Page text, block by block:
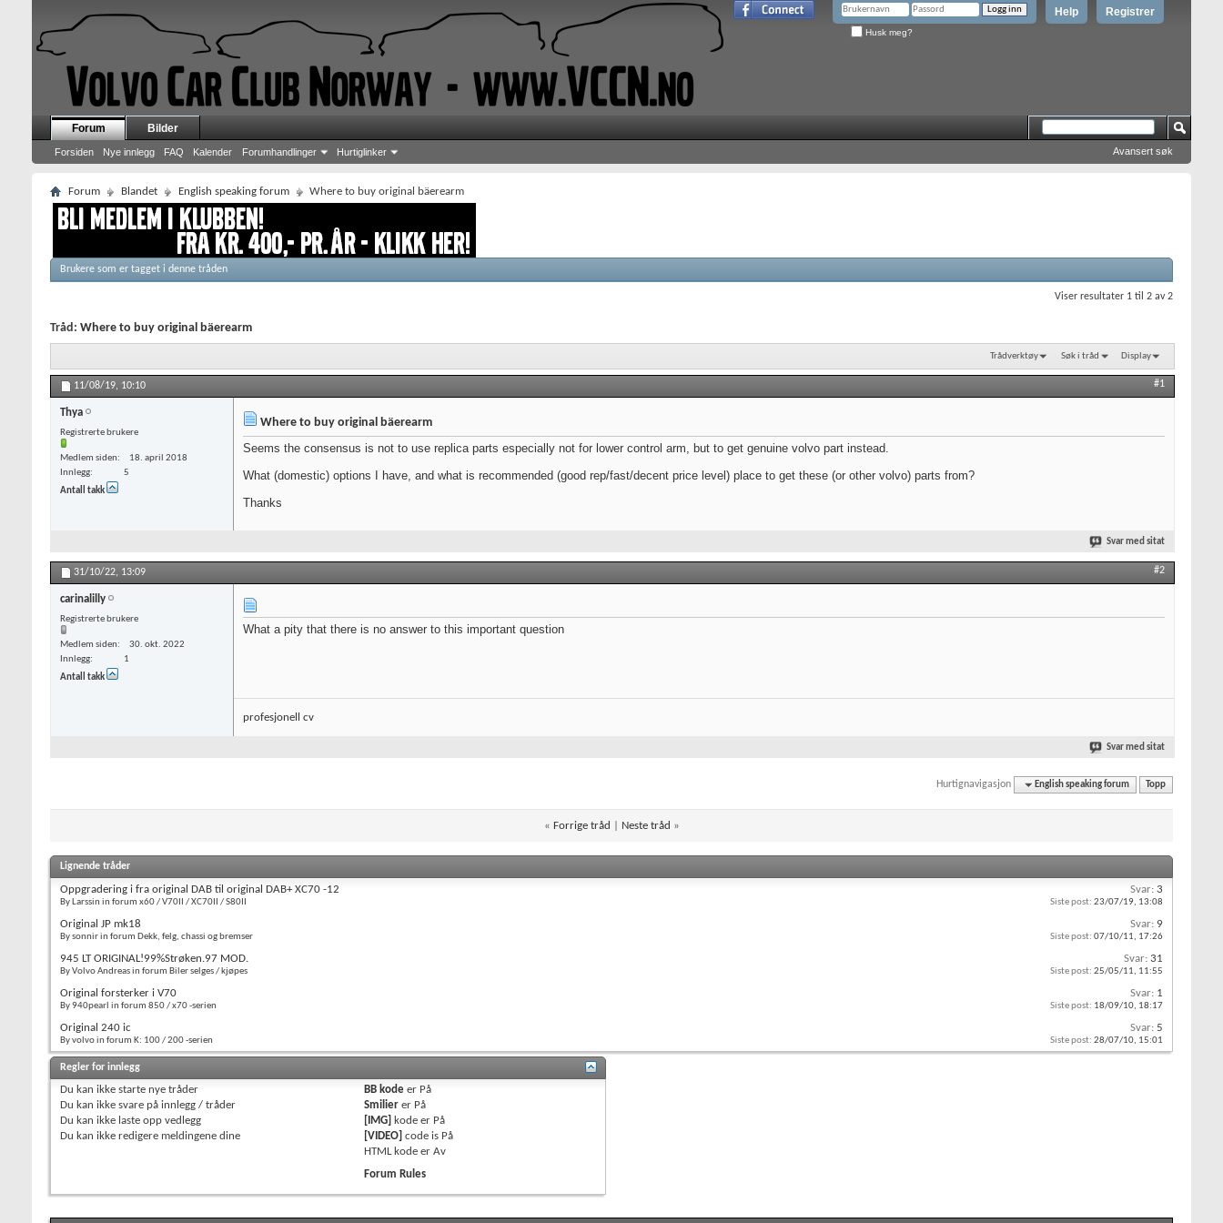
Registrer
Help
Husk meg?
Forum
Forsiden Nye innlegg FAQ Kalender Forumhandlinger Hurtiglinker
Bilder
Avansert søk
Forum Blandet English speaking forum Where to buy original bäerearm
Brukere som er tagget i denne tråden
Viser resultater 1 til 2 av 2
Tråd: Where to buy original bäerearm
Trådverktøy Søk i tråd Display
11/08/19, 10:10 #1
Thya
Registrerte brukere
Medlem siden
18. april 2018
Innlegg
5
Antall takk
Where to buy original bäerearm
Seems the consensus is not to use replica parts especially not for lower control arm, but to get genuine volvo part instead.
What (domestic) options I have, and what is recommended (good rep/fast/decent price level) place to get these (or other volvo) parts from?
Thanks
Svar med sitat
31/10/22, 13:09 #2
carinalilly
Registrerte brukere
Medlem siden
30. okt. 2022
Innlegg
1
Antall takk
What a pity that there is no answer to this important question
profesjonell cv
Svar med sitat
Hurtignavigasjon English speaking forum Topp
« Forrige tråd Neste tråd »
Lignende tråder
Oppgradering i fra original DAB til original DAB+ XC70 -12
By Larssin in forum x60 / V70II / XC70II / S80II
Svar: 3
Siste post: 23/07/19, 13:08
Original JP mk18
By sonnir in forum Dekk, felg, chassi og bremser
Svar: 9
Siste post: 07/10/11, 17:26
945 LT ORIGINAL!99%Strøken.97 MOD.
By Volvo Andreas in forum Biler selges / kjøpes
Svar: 31
Siste post: 25/05/11, 11:55
Original forsterker i V70
By 940pearl in forum 850 / x70 -serien
Svar: 1
Siste post: 18/09/10, 18:17
Original 240 ic
By volvo in forum K: 100 / 200 -serien
Svar: 5
Siste post: 28/07/10, 15:01
Regler for innlegg
Du kan ikke starte nye tråder
Du kan ikke svare på innlegg / tråder
Du kan ikke laste opp vedlegg
Du kan ikke redigere meldingene dine
BB kode er På
Smilier er På
[IMG]
kode er På
[VIDEO] code is På
HTML kode erAv
Forum Rules